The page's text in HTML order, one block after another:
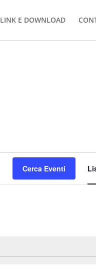
LINK E DOWNLOAD
Cerca Eventi